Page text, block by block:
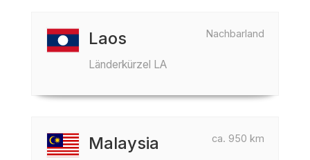
Nachbarland
Laos
Länderkürzel LA
ca. 950 km
Malaysia